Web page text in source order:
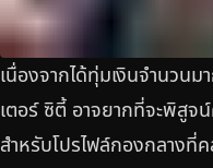
เนื่องจากได้ทุ่มเงินจำนวน
เตอร์ ซิตี้ อาจยากที่จะพิสูจ
สำหรับโปรไฟล์กองกลางที่